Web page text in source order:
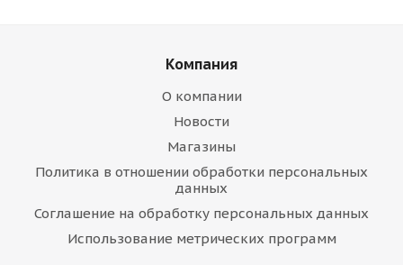
Компания
О компании
Новости
Магазины
Политика в отношении обработки персональных
данных
Соглашение на обработку персональных данных
Использование метрических программ